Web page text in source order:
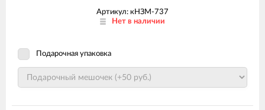
Артикул: кНЗМ-737
Нет в наличии
Подарочная упаковка